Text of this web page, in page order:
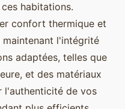
habitations.
confort thermique et
l'intégrité
adaptées, telles que
et des matériaux
l'authenticité de vos